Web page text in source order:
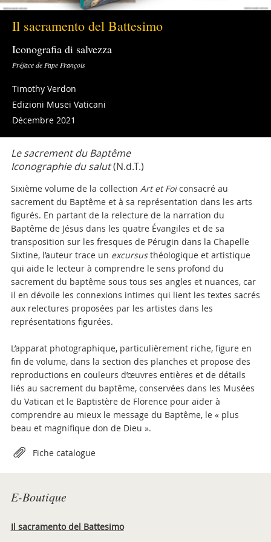
Il sacramento del Battesimo
Iconografia di salvezza
Préface de Pape François
Timothy Verdon
Edizioni Musei Vaticani
Décembre 2021
Le sacrement du Baptême
Iconographie du salut(N.d.T.)
Sixième volume de la collection Art et Foiconsacré au
sacrement du Baptême et à sa représentation dans les arts
figurés. En partant de la relecture de la narration du
Baptême de Jésus dans les quatre Évangiles et de sa
transposition sur les fresques de Pérugin dans la Chapelle
Sixtine, l’auteur trace un excursusthéologique et artistique
qui aide le lecteur à comprendre le sens profond du
sacrement du baptême sous tous ses angles et nuances, car
il en dévoile les connexions intimes qui lient les textes sacrés
aux relectures proposées par les artistes dans les
représentations figurées.
L’apparat photographique, particulièrement riche, figure en
fin de volume, dans la section des planches et propose des
reproductions en couleurs d’œuvres entières et de détails
liés au sacrement du baptême, conservées dans les Musées
du Vatican et le Baptistère de Florence pour aider à
comprendre au mieux le message du Baptême, le « plus
beau et magnifique don de Dieu ».
Attachments
Fiche catalogue
E-Boutique
Il sacramento del Battesimo